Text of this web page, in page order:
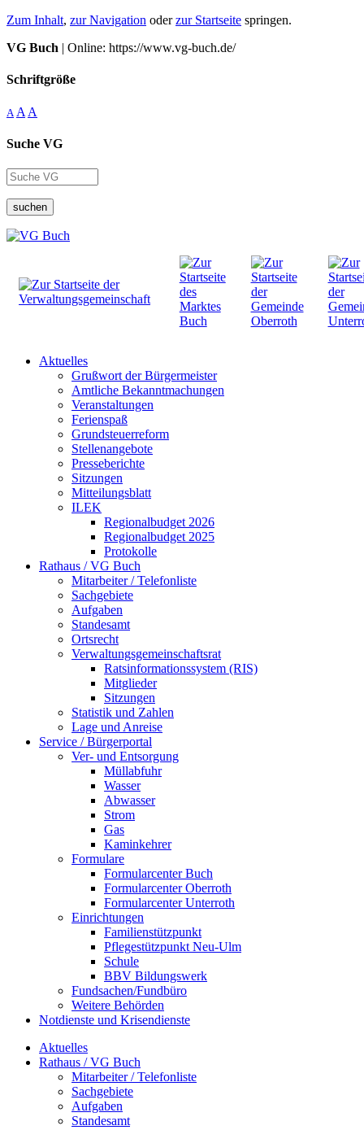
Zum Inhalt, zur Navigation oderzur Startseite springen.
VG Buch | Online: https://www.vg-buch.de/
Schriftgröße
A A A
Suche VG
suchen
Aktuelles
Grußwort der Bürgermeister
Amtliche Bekanntmachungen
Veranstaltungen
Ferienspaß
Grundsteuerreform
Stellenangebote
Presseberichte
Sitzungen
Mitteilungsblatt
ILEK
Regionalbudget 2026
Regionalbudget 2025
Protokolle
Rathaus / VG Buch
Mitarbeiter / Telefonliste
Sachgebiete
Aufgaben
Standesamt
Ortsrecht
Verwaltungsgemeinschaftsrat
Ratsinformationssystem (RIS)
Mitglieder
Sitzungen
Statistik und Zahlen
Lage und Anreise
Service / Bürgerportal
Ver- und Entsorgung
Müllabfuhr
Wasser
Abwasser
Strom
Gas
Kaminkehrer
Formulare
Formularcenter Buch
Formularcenter Oberroth
Formularcenter Unterroth
Einrichtungen
Familienstützpunkt
Pflegestützpunkt Neu-Ulm
Schule
BBV Bildungswerk
Fundsachen/Fundbüro
Weitere Behörden
Notdienste und Krisendienste
Aktuelles
Rathaus / VG Buch
Mitarbeiter / Telefonliste
Sachgebiete
Aufgaben
Standesamt